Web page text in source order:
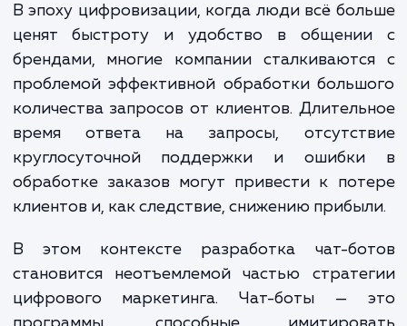
В эпоху цифровизации, когда люди всё
ценят быстроту и удобство в
брендами, многие компании
проблемой эффективной обработки
количества запросов от клиентов.
время ответа на запросы,
круглосуточной поддержки и
обработке заказов могут привести к
клиентов и, как следствие, снижению